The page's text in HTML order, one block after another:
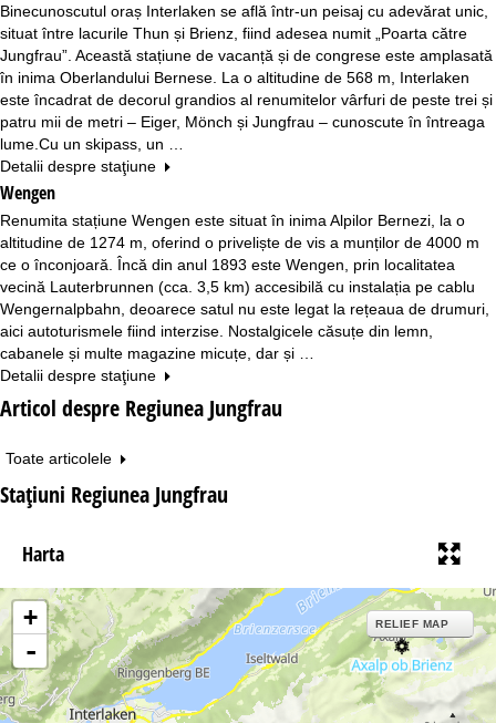
Binecunoscutul oraș Interlaken se află într-un peisaj cu adevărat unic,
situat între lacurile Thun și Brienz, fiind adesea numit „Poarta către
Jungfrau”. Această stațiune de vacanță și de congrese este amplasată
în inima Oberlandului Bernese. La o altitudine de 568 m, Interlaken
este încadrat de decorul grandios al renumitelor vârfuri de peste trei și
patru mii de metri – Eiger, Mönch și Jungfrau – cunoscute în întreaga
lume.Cu un skipass, un …
Detalii despre staţiune
Wengen
Renumita stațiune Wengen este situat în inima Alpilor Bernezi, la o
altitudine de 1274 m, oferind o priveliște de vis a munților de 4000 m
ce o înconjoară. Încă din anul 1893 este Wengen, prin localitatea
vecină Lauterbrunnen (cca. 3,5 km) accesibilă cu instalația pe cablu
Wengernalpbahn, deoarece satul nu este legat la rețeaua de drumuri,
aici autoturismele fiind interzise. Nostalgicele căsuțe din lemn,
cabanele și multe magazine micuțe, dar și …
Detalii despre staţiune
Articol despre Regiunea Jungfrau
Toate articolele
Staţiuni Regiunea Jungfrau
Harta
+
-
RELIEF MAP